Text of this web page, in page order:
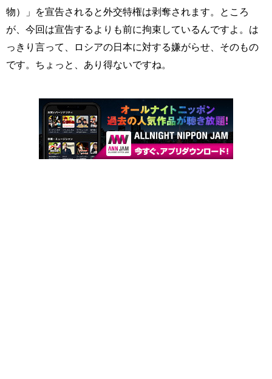
物）」を宣告されると外交特権は剥奪されます。ところ
が、今回は宣告するよりも前に拘束しているんですよ。は
っきり言って、ロシアの日本に対する嫌がらせ、そのもの
です。ちょっと、あり得ないですね。